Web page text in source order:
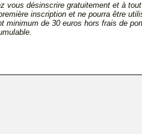
vous désinscrire gratuitement et à
inscription et ne pourra être
minimum de 30 euros hors frais de